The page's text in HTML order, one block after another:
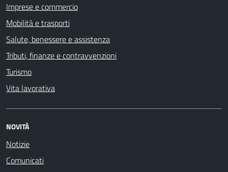
Imprese e commercio
Mobilità e trasporti
Salute, benessere e assistenza
Tributi, finanze e contravvenzioni
Turismo
Vita lavorativa
NOVITÀ
Notizie
Comunicati